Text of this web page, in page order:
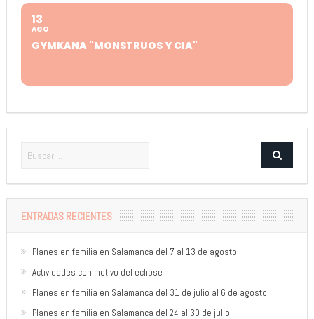
13
AGO
GYMKANA "MONSTRUOS Y CIA"
ENTRADAS RECIENTES
Planes en familia en Salamanca del 7 al 13 de agosto
Actividades con motivo del eclipse
Planes en familia en Salamanca del 31 de julio al 6 de agosto
Planes en familia en Salamanca del 24 al 30 de julio